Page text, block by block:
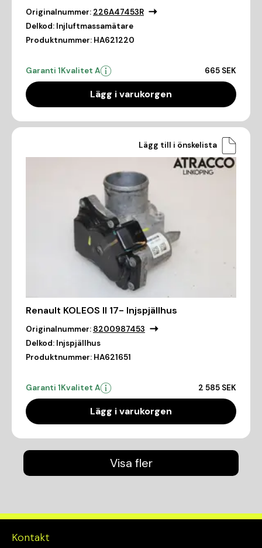
Originalnummer: 226A47453R
Delkod: Injluftmassamätare
Produktnummer: HA621220
Garanti 1Kvalitet A 665 SEK
Lägg i varukorgen
Lägg till i önskelista
Renault KOLEOS II 17- Injspjällhus
Originalnummer: 8200987453
Delkod: Injspjällhus
Produktnummer: HA621651
Garanti 1Kvalitet A 2 585 SEK
Lägg i varukorgen
Visa fler
Kontakt